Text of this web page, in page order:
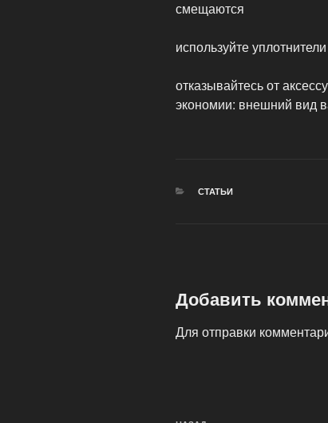
смещаются
используйте уплотнители
отказывайтесь от
экономии: внешний вид
РУБРИКИ
СТАТЬИ
Добавить
Для отправки